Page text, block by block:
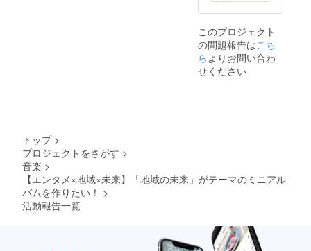
このプロジェクト
の問題報告はこち
ら よりお問い合わ
せください
トップ >
プロジェクトをさがす >
音楽 >
【エンタメ×地域×未来】「地域の未来」がテーマのミニアル
バムを作りたい！ >
活動報告一覧